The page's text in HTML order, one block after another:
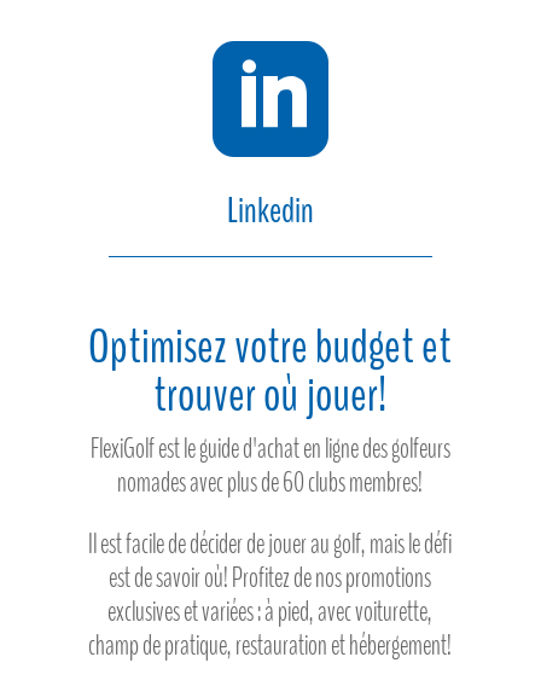

Linkedin
Optimisez votre budget et
trouver où jouer!
FlexiGolf est le guide d'achat en ligne des golfeurs
nomades avec plus de 60 clubs membres!
Il est facile de décider de jouer au golf, mais le défi
est de savoir où! Profitez de nos promotions
exclusives et variées : à pied, avec voiturette,
champ de pratique, restauration et hébergement!